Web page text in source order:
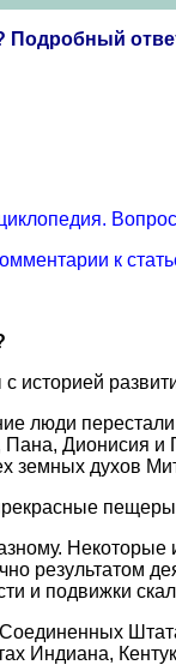
Подробный
к
историей
люди
Пана, Дионисия
земных духов
пещеры
Некоторые
результатом
и подвижки
Индиана,